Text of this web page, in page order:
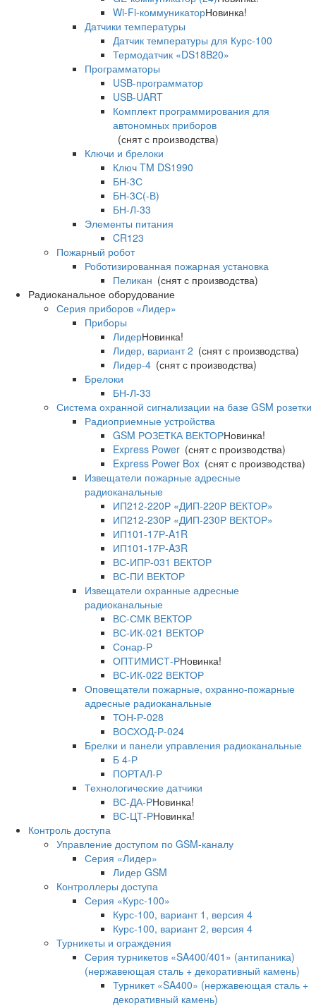
Wi-Fi-коммуникаторНовинка!
Датчики температуры
Датчик температуры для Курс-100
Термодатчик «DS18B20»
Программаторы
USB-программатор
USB-UART
Комплект программирования для
автономных приборов
(снят с производства)
Ключи и брелоки
Ключ TM DS1990
БН-3С
БН-3С(-В)
БН-Л-33
Элементы питания
CR123
Пожарный робот
Роботизированная пожарная установка
Пеликан (снят с производства)
Радиоканальное оборудование
Серия приборов «Лидер»
Приборы
ЛидерНовинка!
Лидер, вариант 2 (снят с производства)
Лидер-4 (снят с производства)
Брелоки
БН-Л-33
Система охранной сигнализации на базе GSM розетки
Радиоприемные устройства
GSM РОЗЕТКА ВЕКТОРНовинка!
Express Power (снят с производства)
Express Power Box (снят с производства)
Извещатели пожарные адресные
радиоканальные
ИП212-220Р «ДИП-220Р ВЕКТОР»
ИП212-230Р «ДИП-230Р ВЕКТОР»
ИП101-17Р-A1R
ИП101-17Р-A3R
ВС-ИПР-031 ВЕКТОР
ВС-ПИ ВЕКТОР
Извещатели охранные адресные
радиоканальные
ВС-СМК ВЕКТОР
ВС-ИК-021 ВЕКТОР
Сонар-Р
ОПТИМИСТ-РНовинка!
ВС-ИК-022 ВЕКТОР
Оповещатели пожарные, охранно-пожарные
адресные радиоканальные
ТОН-Р-028
ВОСХОД-Р-024
Брелки и панели управления радиоканальные
Б 4-Р
ПОРТАЛ-Р
Технологические датчики
ВС-ДА-РНовинка!
ВС-ЦТ-РНовинка!
Контроль доступа
Управление доступом по GSM-каналу
Серия «Лидер»
Лидер GSM
Контроллеры доступа
Серия «Курс-100»
Курс-100, вариант 1, версия 4
Курс-100, вариант 2, версия 4
Турникеты и ограждения
Серия турникетов «SA400/401» (антипаника)
(нержавеющая сталь + декоративный камень)
Турникет «SA400» (нержавеющая сталь +
декоративный камень)